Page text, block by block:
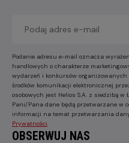
Podanie adresu e-mail oznacza
handlowych o charakterze
wydarzeń i konkursów organizowanych
środków komunikacji elektronicznej
osobowych jest Helios S.A. z siedzibą
Pani/Pana dane będą przetwarzane w
informacji na temat przetwarzania
Prywatności
OBSERWUJ NAS